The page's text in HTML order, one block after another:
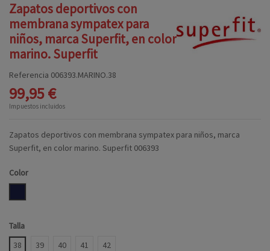
Zapatos deportivos con
membrana sympatex para
niños, marca Superfit, en color
marino. Superfit
Referencia 006393.MARINO.38
99,95 €
Impuestos incluidos
Zapatos deportivos con membrana sympatex para niños, marca
Superfit, en color marino. Superfit 006393
Color
Talla
38
39 40 41 42